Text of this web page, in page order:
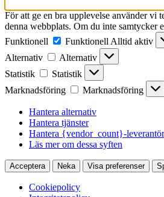
För att ge en bra upplevelse använder vi
denna webbplats. Om du inte samtycker
Funktionell
Funktionell Alltid aktiv
Alternativ
Alternativ
Statistik
Statistik
Marknadsföring
Marknadsföring
Hantera alternativ
Hantera tjänster
Hantera {vendor_count}-
Läs mer om dessa syften
Acceptera Neka Visa preferenser
Cookiepolicy